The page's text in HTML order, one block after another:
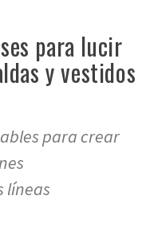
para lucir
y vestidos
para crear
líneas